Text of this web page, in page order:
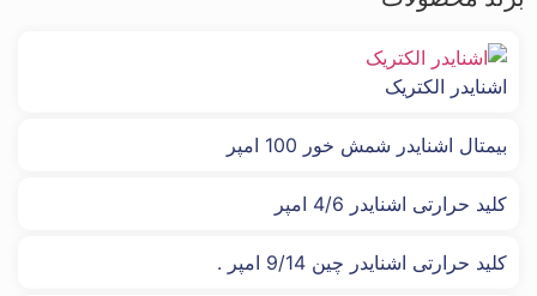
اشنایدر الکتریک
بیمتال اشنایدر شمش خور 100 امپر
کلید حرارتی اشنایدر 4/6 امپر
کلید حرارتی اشنایدر چین 9/14 امپر .